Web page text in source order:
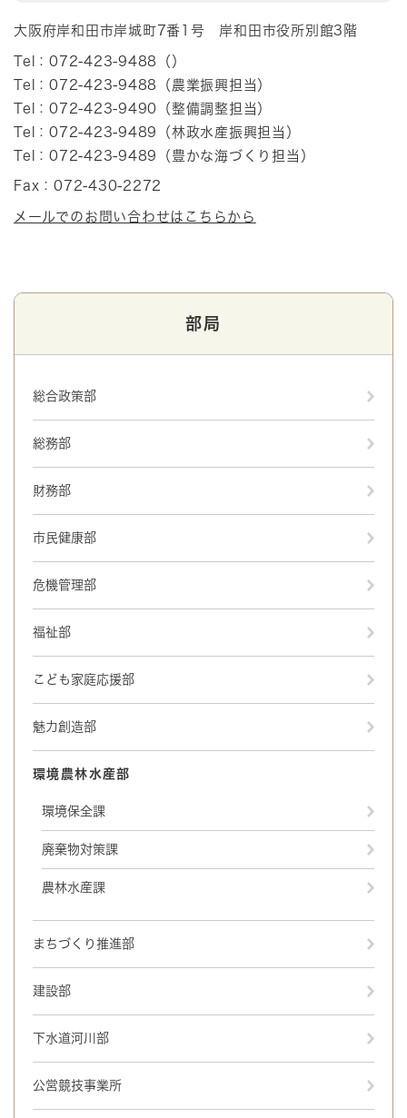
大阪府岸和田市岸城町7番1号 岸和田市役所別館3階
Tel：072-423-9488 （ ）
Tel：072-423-9488
（ 農業振興担当 ）
Tel：072-423-9490
（整備調整担当 ）
Tel：072-423-9489
（林政水産振興担当 ）
Tel：072-423-9489
（ 豊かな海づくり担当 ）
Fax：072-430-2272
メールでのお問い合わせはこちらから
部局
総合政策部
総務部
財務部
市民健康部
危機管理部
福祉部
こども家庭応援部
魅力創造部
環境農林水産部
環境保全課
廃棄物対策課
農林水産課
まちづくり推進部
建設部
下水道河川部
公営競技事業所